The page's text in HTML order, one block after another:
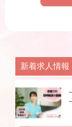
新着求人情報